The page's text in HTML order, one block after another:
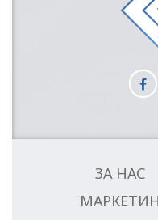
ЗА НАС